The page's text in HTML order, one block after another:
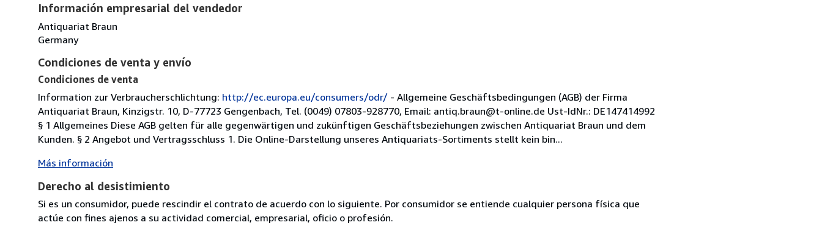
Información empresarial del vendedor
Antiquariat Braun
Germany
Condiciones de venta y envío
Condiciones de venta
Information zur Verbraucherschlichtung: http://ec.europa.eu/consumers/odr/ - Allgemeine Geschäftsbedingungen (AGB) der Firma
Antiquariat Braun, Kinzigstr. 10, D-77723 Gengenbach, Tel. (0049) 07803-928770, Email: antiq.braun@t-online.de Ust-IdNr.: DE147414992
§ 1 Allgemeines Diese AGB gelten für alle gegenwärtigen und zukünftigen Geschäftsbeziehungen zwischen Antiquariat Braun und dem
Kunden. § 2 Angebot und Vertragsschluss 1. Die Online-Darstellung unseres Antiquariats-Sortiments stellt kein bin...
Más información
Derecho al desistimiento
Si es un consumidor, puede rescindir el contrato de acuerdo con lo siguiente. Por consumidor se entiende cualquier persona física que
actúe con fines ajenos a su actividad comercial, empresarial, oficio o profesión.